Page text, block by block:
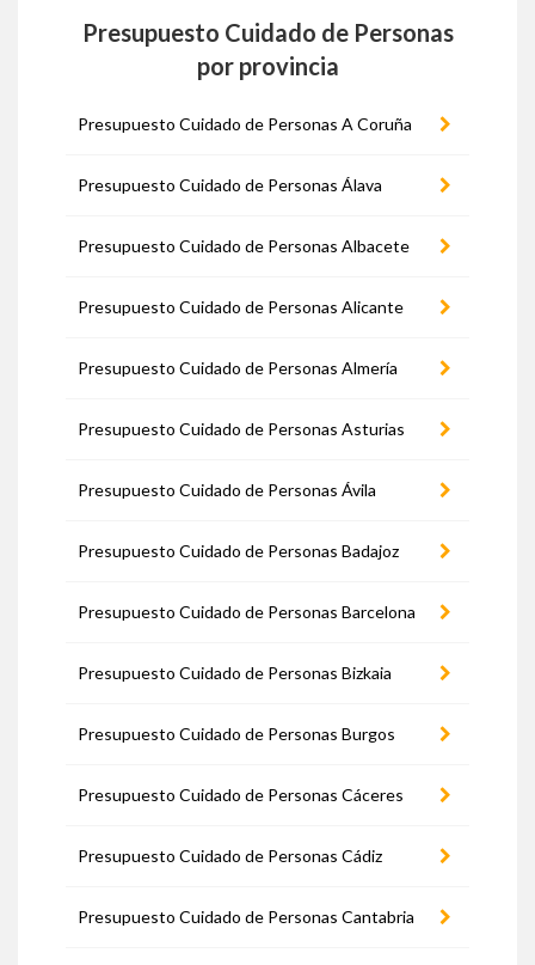
Presupuesto Cuidado de Personas
por provincia
Presupuesto Cuidado de Personas A Coruña
Presupuesto Cuidado de Personas Álava
Presupuesto Cuidado de Personas Albacete
Presupuesto Cuidado de Personas Alicante
Presupuesto Cuidado de Personas Almería
Presupuesto Cuidado de Personas Asturias
Presupuesto Cuidado de Personas Ávila
Presupuesto Cuidado de Personas Badajoz
Presupuesto Cuidado de Personas Barcelona
Presupuesto Cuidado de Personas Bizkaia
Presupuesto Cuidado de Personas Burgos
Presupuesto Cuidado de Personas Cáceres
Presupuesto Cuidado de Personas Cádiz
Presupuesto Cuidado de Personas Cantabria